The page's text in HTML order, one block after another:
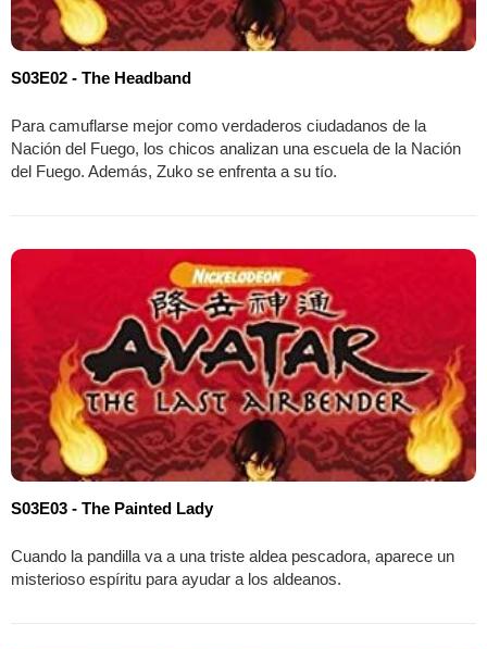
S03E02 - The Headband
Para camuflarse mejor como verdaderos ciudadanos de la
Nación del Fuego, los chicos analizan una escuela de la Nación
del Fuego. Además, Zuko se enfrenta a su tío.
S03E03 - The Painted Lady
Cuando la pandilla va a una triste aldea pescadora, aparece un
misterioso espíritu para ayudar a los aldeanos.